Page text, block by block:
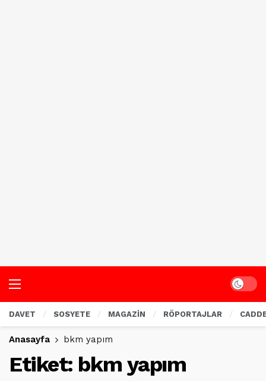
Dark
DAVET SOSYETE MAGAZİN RÖPORTAJLAR
Anasayfa bkm yapım
Etiket: bkm yapım